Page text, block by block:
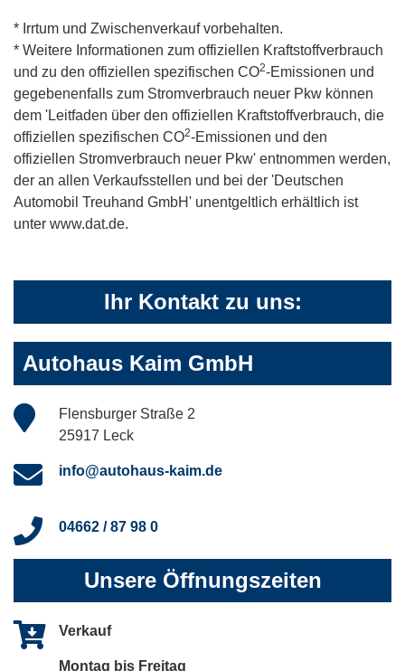
* Irrtum und Zwischenverkauf vorbehalten.
* Weitere Informationen zum offiziellen Kraftstoffverbrauch
und zu den offiziellen spezifischen CO2-Emissionen und
gegebenenfalls zum Stromverbrauch neuer Pkw können
dem 'Leitfaden über den offiziellen Kraftstoffverbrauch, die
offiziellen spezifischen CO2-Emissionen und den
offiziellen Stromverbrauch neuer Pkw' entnommen werden,
der an allen Verkaufsstellen und bei der 'Deutschen
Automobil Treuhand GmbH' unentgeltlich erhältlich ist
unter www.dat.de.
Ihr Kontakt zu uns:
Autohaus Kaim GmbH
Flensburger Straße 2
25917 Leck
info@autohaus-kaim.de
04662 / 87 98 0
Unsere Öffnungszeiten
Verkauf
Montag bis Freitag